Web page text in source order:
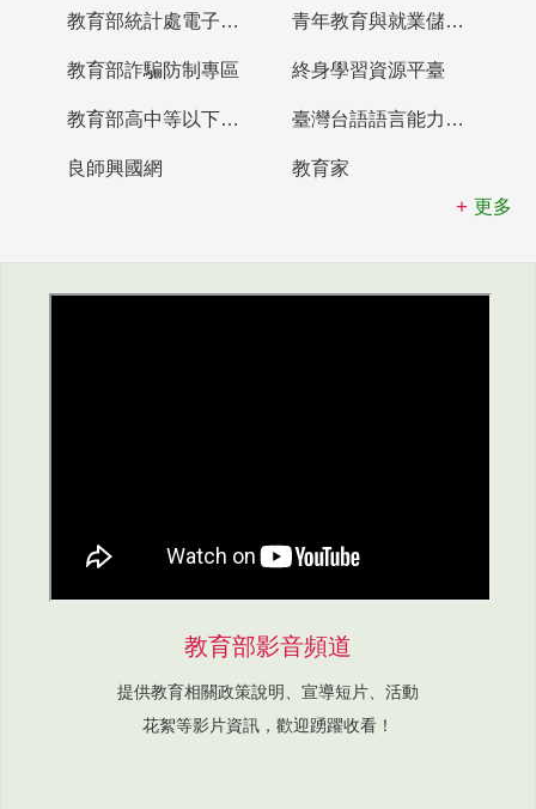
教育部統計處電子書櫃 青年教育與就業儲蓄帳戶
教育部詐騙防制專區 終身學習資源平臺
教育部高中等以下學校及幼兒園教師資格檢定考試 臺灣台語語言能力認證網站
良師興國網
教育家
更多
教育部影音頻道
提供教育相關政策說明、宣導短片、活動
花絮等影片資訊，歡迎踴躍收看！